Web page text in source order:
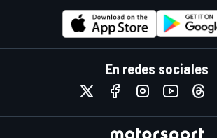
En redes sociales